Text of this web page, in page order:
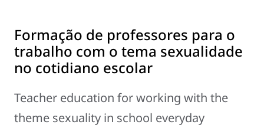
Formação de professores para o
trabalho com o tema sexualidade
no cotidiano escolar
Teacher education for working with the
theme sexuality in school everyday